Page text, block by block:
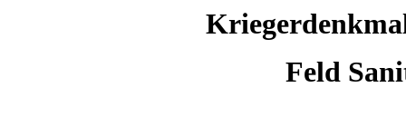
Feld